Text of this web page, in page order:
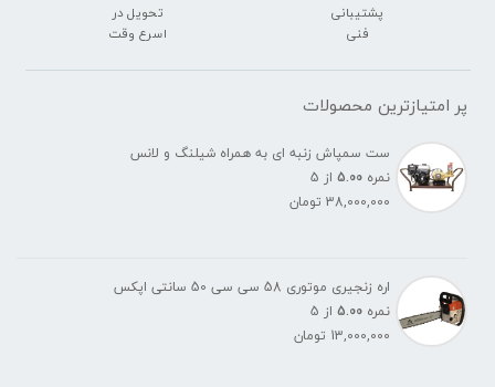
پشتیبانی
فنی
تحویل در
اسرع وقت
پر امتیازترین محصولات
ست سمپاش زنبه ای به همراه شیلنگ و لانس
نمره 5.00 از 5
38,000,000 تومان
اره زنجیری موتوری 58 سی سی 50 سانتی اپکس
نمره 5.00 از 5
13,000,000 تومان